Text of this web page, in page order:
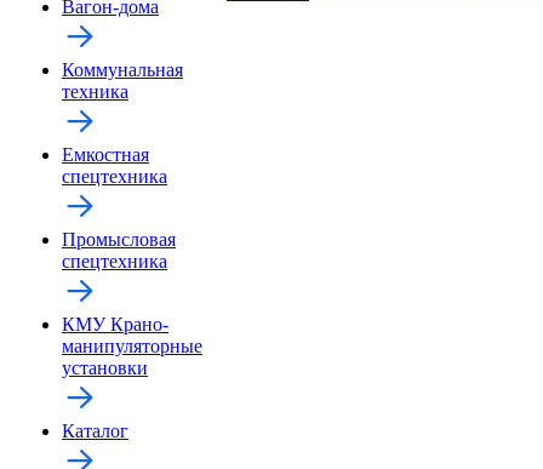
Вагон-дома
Коммунальная
техника
Емкостная
спецтехника
Промысловая
спецтехника
КМУ Крано-
манипуляторные
установки
Каталог